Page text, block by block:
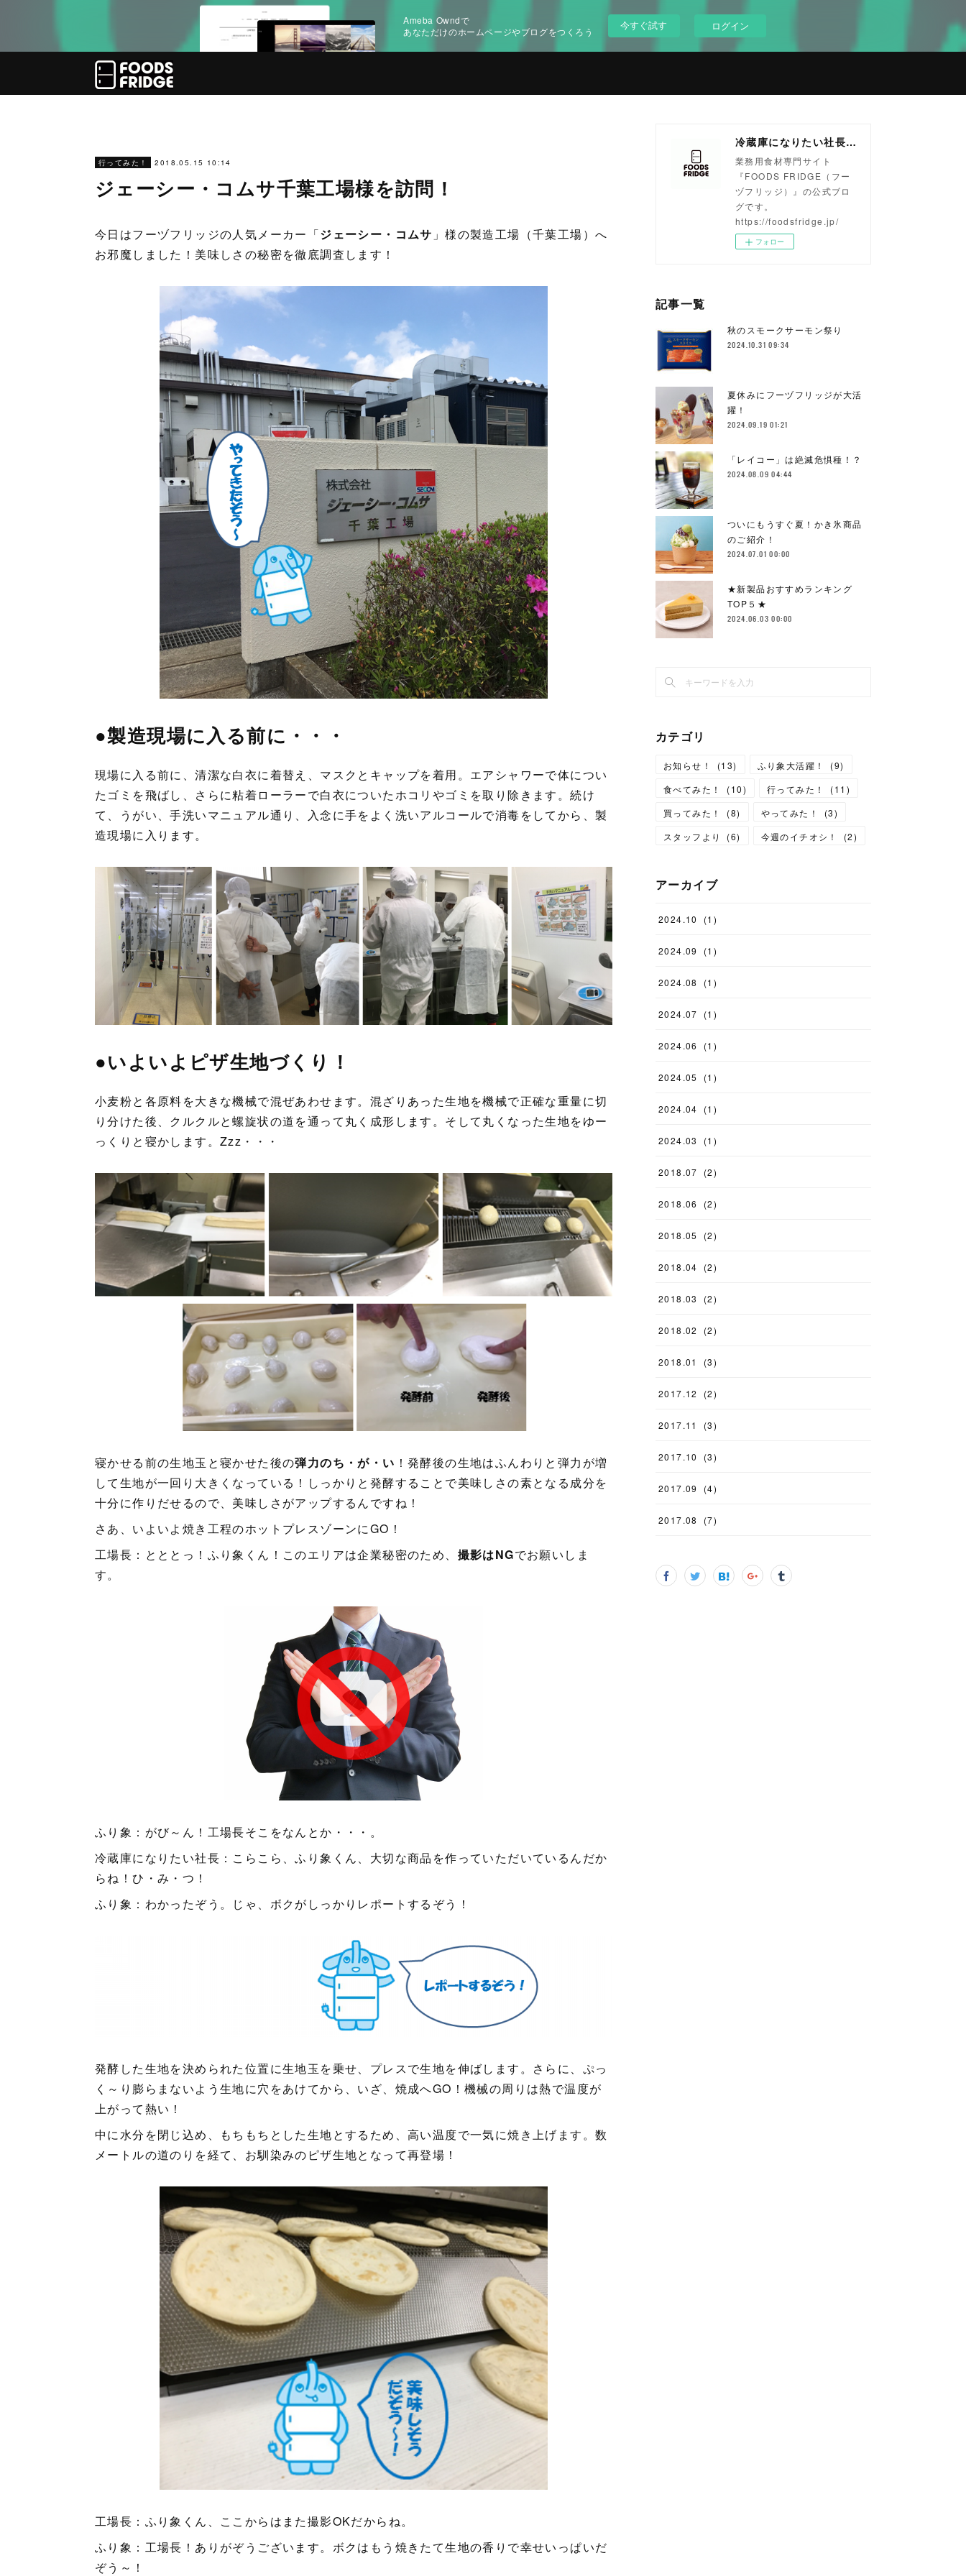
Ameba Owndで
あなただけのホームページやブログをつくろう
今すぐ試す ログイン
行ってみた！ 2018.05.15 10:14
ジェーシー・コムサ千葉工場様を訪問！
今日はフーヅフリッジの人気メーカー「ジェーシー・コムサ 」様の製造工場（千葉工場）へ
お邪魔しました！美味しさの秘密を徹底調査します！
●製造現場に入る前に・・・
現場に入る前に、清潔な白衣に着替え、マスクとキャップを着用。エアシャワーで体につい
たゴミを飛ばし、さらに粘着ローラーで白衣についたホコリやゴミを取り除きます。続け
て、うがい、手洗いマニュアル通り、入念に手をよく洗いアルコールで消毒をしてから、製
造現場に入ります。
●いよいよピザ生地づくり！
小麦粉と各原料を大きな機械で混ぜあわせます。混ざりあった生地を機械で正確な重量に切
り分けた後、クルクルと螺旋状の道を通って丸く成形します。そして丸くなった生地をゆー
っくりと寝かします。Zzz・・・
寝かせる前の生地玉と寝かせた後の弾力のち・が・い ！発酵後の生地はふんわりと弾力が増
して生地が一回り大きくなっている！しっかりと発酵することで美味しさの素となる成分を
十分に作りだせるので、美味しさがアップするんですね！
さあ、いよいよ焼き工程のホットプレスゾーンにGO！
工場長：とととっ！ふり象くん！このエリアは企業秘密のため、 撮影はNGでお願いしま
す。
ふり象：がび～ん！工場長そこをなんとか・・・。
冷蔵庫になりたい社長：こらこら、ふり象くん、大切な商品を作っていただいているんだか
らね！ひ・み・つ！
ふり象：わかったぞう。じゃ、ボクがしっかりレポートするぞう！
発酵した生地を決められた位置に生地玉を乗せ、プレスで生地を伸ばします。さらに、ぷっ
く～り膨らまないよう生地に穴をあけてから、いざ、焼成へGO！機械の周りは熱で温度が
上がって熱い！
中に水分を閉じ込め、もちもちとした生地とするため、高い温度で一気に焼き上げます。数
メートルの道のりを経て、お馴染みのピザ生地となって再登場！
工場長：ふり象くん、ここからはまた撮影OKだからね。
ふり象：工場長！ありがぞうございます。ボクはもう焼きたて生地の香りで幸せいっぱいだ
ぞう～！
冷蔵庫になりたい社長のブログ
業務用食材専門サイト
『FOODS FRIDGE（フー
ヅフリッジ）』の公式ブロ
グです。
https://foodsfridge.jp/
フォロー
記事一覧
秋のスモークサーモン祭り
2024.10.31 09:34
夏休みにフーヅフリッジが大活
躍！
2024.09.19 01:21
「レイコー」は絶滅危惧種！？
2024.08.09 04:44
ついにもうすぐ夏！かき氷商品
のご紹介！
2024.07.01 00:00
★新製品おすすめランキング
TOP５★
2024.06.03 00:00
カテゴリ
お知らせ！ (13) ふり象大活躍！ (9)
食べてみた！
(10) 行ってみた！ (11 )
買ってみた！
(8) やってみた！ (3)
スタッフより
(6) 今週のイチオシ！ (2)
アーカイブ
2024.10 (1 )
2024.09 (1 )
2024.08 (1 )
2024.07 (1 )
2024.06 (1 )
2024.05 (1 )
2024.04 (1 )
2024.03 (1 )
2018 .07 (2)
2018 .06 (2)
2018 .05 (2)
2018 .04 (2)
2018 .03 (2)
2018 .02 (2)
2018 .01 (3)
2017.12 (2)
2017.11 (3)
2017.10 (3)
2017.09 (4)
2017.08 (7)